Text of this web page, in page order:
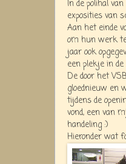
In de polihal
exposities van
Aan het einde
om hun werk
jaar ook
een plekje in
De door het
gloednieuw en
tijdens de
vond, een van
handeling :)
Hieronder wat